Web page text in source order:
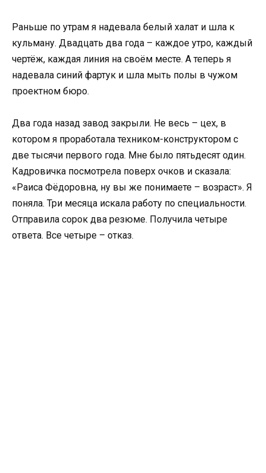
Раньше по утрам я надевала белый халат и шла к
кульману. Двадцать два года – каждое утро, каждый
чертёж, каждая линия на своём месте. А теперь я
надевала синий фартук и шла мыть полы в чужом
проектном бюро.
Два года назад завод закрыли. Не весь – цех, в
котором я проработала техником-конструктором с
две тысячи первого года. Мне было пятьдесят один.
Кадровичка посмотрела поверх очков и сказала:
«Раиса Фёдоровна, ну вы же понимаете – возраст». Я
поняла. Три месяца искала работу по специальности.
Отправила сорок два резюме. Получила четыре
ответа. Все четыре – отказ.